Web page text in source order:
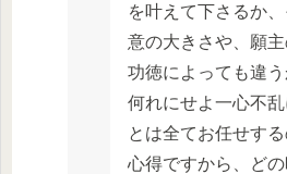
を叶えて下さるか
意の大きさや、願主
功徳によっても違う
何れにせよ一心不
とは全てお任せす
心得ですから、ど